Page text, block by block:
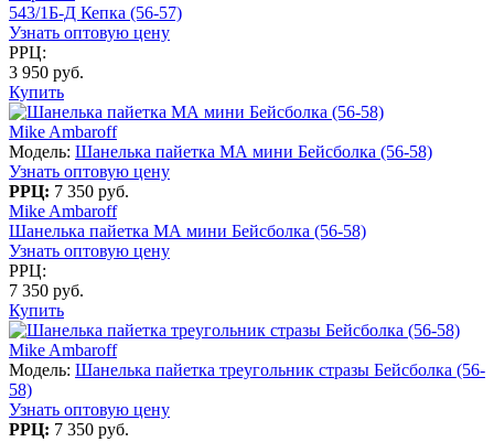
543/1Б-Д Кепка (56-57)
Узнать оптовую цену
РРЦ:
3 950 руб.
Купить
Mike Ambaroff
Модель: Шанелька пайетка МА мини Бейсболка (56-58)
Узнать оптовую цену
РРЦ: 7 350 руб.
Mike Ambaroff
Шанелька пайетка МА мини Бейсболка (56-58)
Узнать оптовую цену
РРЦ:
7 350 руб.
Купить
Mike Ambaroff
Модель: Шанелька пайетка треугольник стразы Бейсболка (56-
58)
Узнать оптовую цену
РРЦ: 7 350 руб.